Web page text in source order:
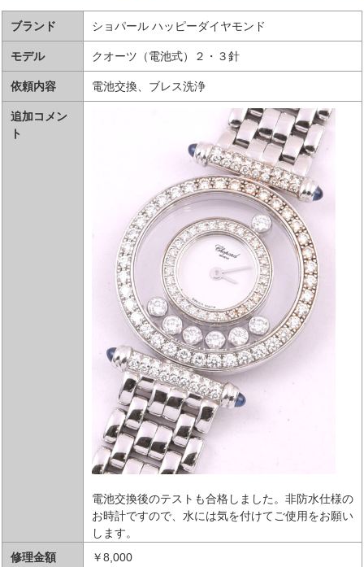
ブランド ショパール ハッピーダイヤモンド
モデル クオーツ（電池式）２・３針
依頼内容 電池交換、ブレス洗浄
追加コメン
ト
電池交換後のテストも合格しました。非防水仕様の
お時計ですので、水には気を付けてご使用をお願い
します。
修理金額
￥8,000